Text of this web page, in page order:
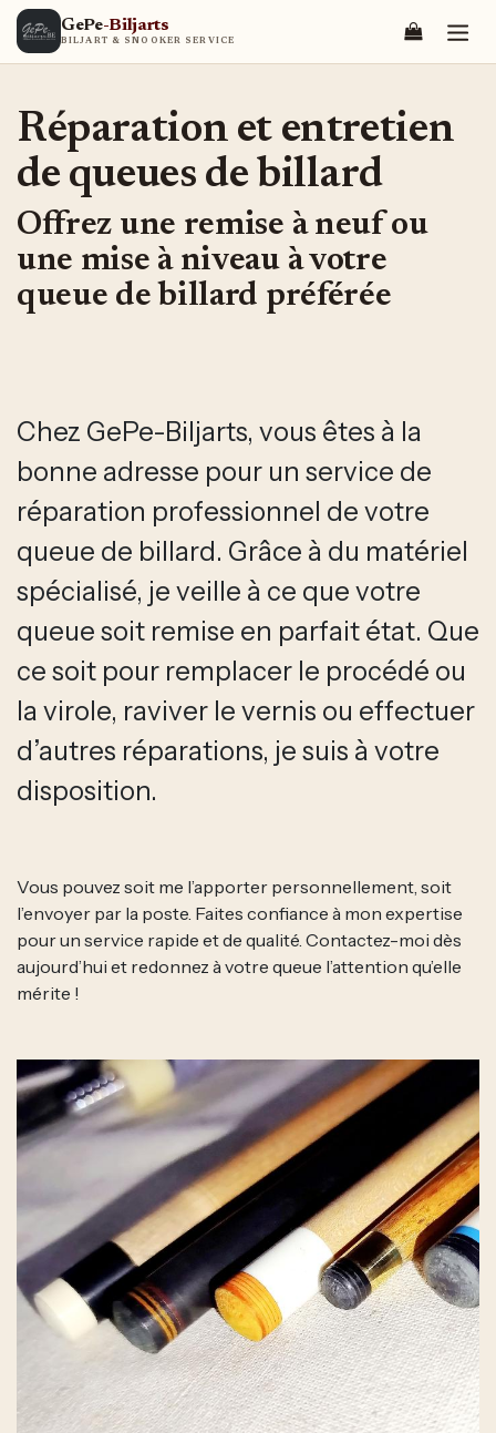
Se rendre au contenu
GePe-Biljarts
BILJART & SNOOKER SERVICE
Réparation et entretien
de queues de billard
Offrez une remise à neuf ou
une mise à niveau à votre
queue de billard préférée
Chez GePe-Biljarts, vous êtes à la
bonne adresse pour un service de
réparation professionnel de votre
queue de billard. Grâce à du matériel
spécialisé, je veille à ce que votre
queue soit remise en parfait état. Que
ce soit pour remplacer le procédé ou
la virole, raviver le vernis ou effectuer
d’autres réparations, je suis à votre
disposition.
Vous pouvez soit me l’apporter personnellement, soit
l’envoyer par la poste. Faites confiance à mon expertise
pour un service rapide et de qualité. Contactez-moi dès
aujourd’hui et redonnez à votre queue l’attention qu’elle
mérite !